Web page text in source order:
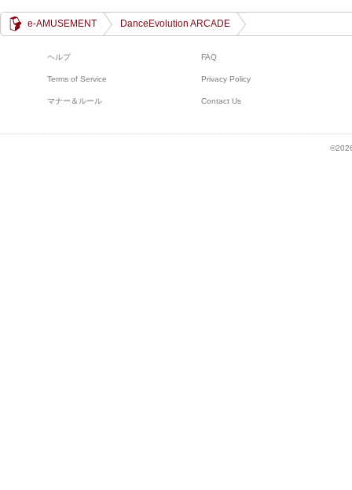
e-AMUSEMENT DanceEvolution ARCADE
ヘルプ FAQ
Terms of Service Privacy Policy
マナー＆ルール Contact Us